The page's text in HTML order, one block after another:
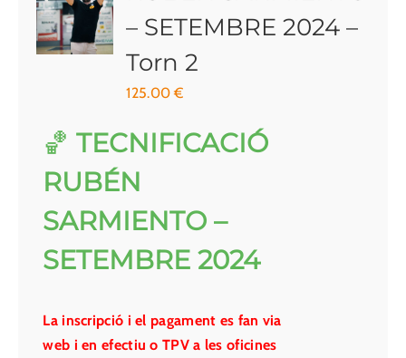
– SETEMBRE 2024 –
Torn 2
125.00€
🏀TECNIFICACIÓ
RUBÉN
SARMIENTO –
SETEMBRE 2024
La inscripció i el pagament es fan via
web i en efectiu o TPV a les oficines